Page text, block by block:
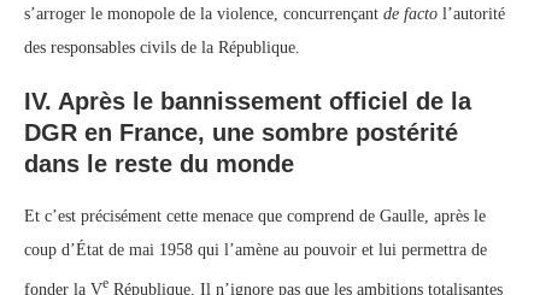
s’arroger le monopole de la violence, concurrençant de facto l’autorité
des responsables civils de la République.
IV. Après le bannissement officiel de la
DGR en France, une sombre postérité
dans le reste du monde
Et c’est précisément cette menace que comprend de Gaulle, après le
coup d’État de mai 1958 qui l’amène au pouvoir et lui permettra de
fonder la Ve République. Il n’ignore pas que les ambitions totalisantes